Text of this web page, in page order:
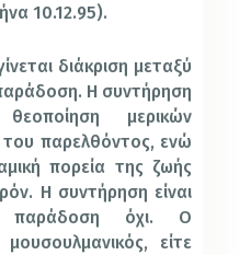
10.12.95).
διάκριση μεταξύ
Η συντήρηση
μερικών
παρελθόντος, ενώ
πορεία της ζωής
Η συντήρηση είναι
παράδοση όχι. Ο
είτε